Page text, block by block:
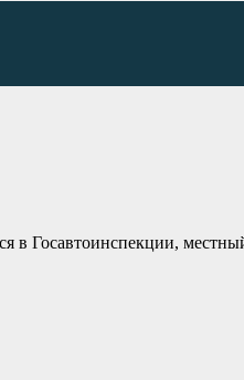
в Госавтоинспекции,